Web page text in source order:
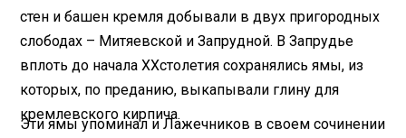
стен и башен кремля добывали в двух пригородных
слободах – Митяевской и Запрудной. В Запрудье
вплоть до началаXXстолетия сохранялись ямы, из
которых, по преданию, выкапывали глину для
кремлевского кирпича.
Эти ямы упоминал и Лажечников в своем сочинении